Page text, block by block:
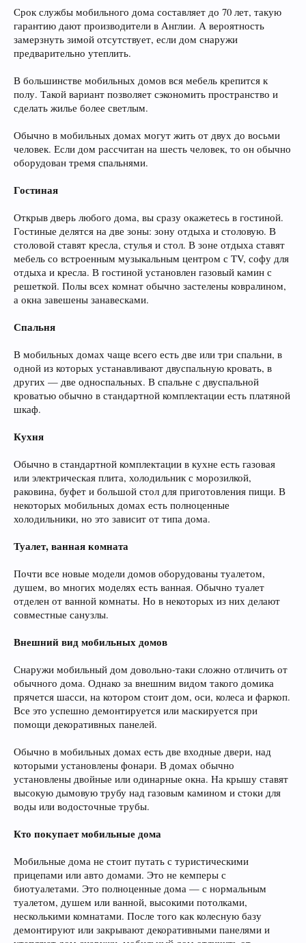
Срок службы мобильного дома составляет до 70 лет, такую
гарантию дают производители в Англии. А вероятность
замерзнуть зимой отсутствует, если дом снаружи
предварительно утеплить.
В большинстве мобильных домов вся мебель крепится к
полу. Такой вариант позволяет сэкономить пространство и
сделать жилье более светлым.
Обычно в мобильных домах могут жить от двух до восьми
человек. Если дом рассчитан на шесть человек, то он обычно
оборудован тремя спальнями.
Гостиная
Открыв дверь любого дома, вы сразу окажетесь в гостиной.
Гостиные делятся на две зоны: зону отдыха и столовую. В
столовой ставят кресла, стулья и стол. В зоне отдыха ставят
мебель со встроенным музыкальным центром с TV, софу для
отдыха и кресла. В гостиной установлен газовый камин с
решеткой. Полы всех комнат обычно застелены ковралином,
а окна завешены занавесками.
Спальня
В мобильных домах чаще всего есть две или три спальни, в
одной из которых устанавливают двуспальную кровать, в
других — две односпальных. В спальне с двуспальной
кроватью обычно в стандартной комплектации есть платяной
шкаф.
Кухня
Обычно в стандартной комплектации в кухне есть газовая
или электрическая плита, холодильник с морозилкой,
раковина, буфет и большой стол для приготовления пищи. В
некоторых мобильных домах есть полноценные
холодильники, но это зависит от типа дома.
Туалет, ванная комната
Почти все новые модели домов оборудованы туалетом,
душем, во многих моделях есть ванная. Обычно туалет
отделен от ванной комнаты. Но в некоторых из них делают
совместные санузлы.
Внешний вид мобильных домов
Снаружи мобильный дом довольно-таки сложно отличить от
обычного дома. Однако за внешним видом такого домика
прячется шасси, на котором стоит дом, оси, колеса и фаркоп.
Все это успешно демонтируется или маскируется при
помощи декоративных панелей.
Обычно в мобильных домах есть две входные двери, над
которыми установлены фонари. В домах обычно
установлены двойные или одинарные окна. На крышу ставят
высокую дымовую трубу над газовым камином и стоки для
воды или водосточные трубы.
Кто покупает мобильные дома
Мобильные дома не стоит путать с туристическими
прицепами или авто домами. Это не кемперы с
биотуалетами. Это полноценные дома — с нормальным
туалетом, душем или ванной, высокими потолками,
несколькими комнатами. После того как колесную базу
демонтируют или закрывают декоративными панелями и